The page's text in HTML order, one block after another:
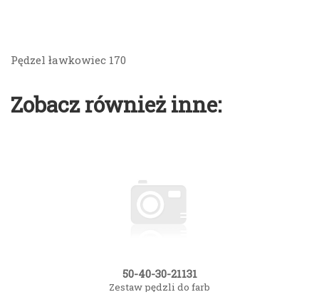
Pędzel ławkowiec 170
Zobacz również inne:
50-40-30-21131
Zestaw pędzli do farb